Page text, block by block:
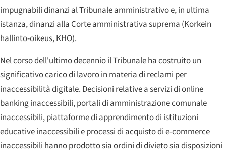
impugnabili dinanzi al Tribunale amministrativo e, in ultima
istanza, dinanzi alla Corte amministrativa suprema (Korkein
hallinto-oikeus, KHO).
Nel corso dell'ultimo decennio il Tribunale ha costruito un
significativo carico di lavoro in materia di reclami per
inaccessibilità digitale. Decisioni relative a servizi di online
banking inaccessibili, portali di amministrazione comunale
inaccessibili, piattaforme di apprendimento di istituzioni
educative inaccessibili e processi di acquisto di e-commerce
inaccessibili hanno prodotto sia ordini di divieto sia disposizioni